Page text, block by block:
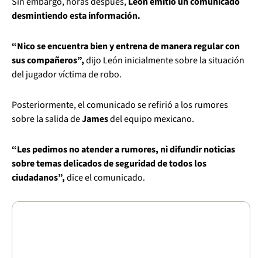
desmintiendo esta información.
“Nico se encuentra bien y entrena de manera regular con
sus compañeros”,dijo León inicialmente sobre la situación
del jugador víctima de robo.
Posteriormente, el comunicado se refirió a los rumores
sobre la salida deJamesdel equipo mexicano.
“Les pedimos no atender a rumores, ni difundir noticias
sobre temas delicados de seguridad de todos los
ciudadanos”,dice el comunicado.